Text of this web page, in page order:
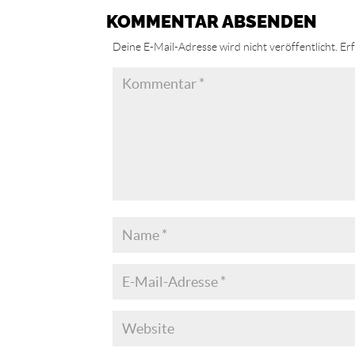
KOMMENTAR ABSENDEN
Deine E-Mail-Adresse wird nicht veröffentlicht.